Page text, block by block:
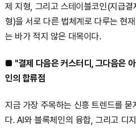
제 지형, 그리고 스테이블코인(지급
형)을 서로 다른 법체계로 다루는 현
는 바가 적지 않은 대목이다.
■ "결제 다음은 커스터디, 그다음은
인의 합류점
지금 가장 주목하는 신흥 트렌드를
다. AI와 블록체인의 융합, 그리고